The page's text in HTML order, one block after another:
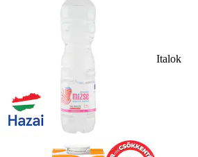
Italok